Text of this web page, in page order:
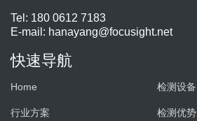
Tel: 180 0612 7183
E-mail: hanayang@focusight.net
快速导航
Home 检测设备
行业方案 检测优势